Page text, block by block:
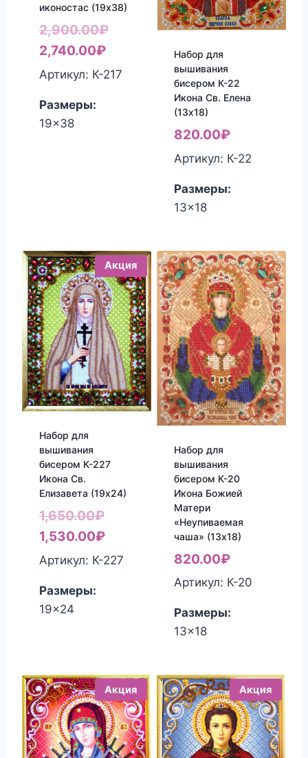
иконостас (19х38)
2,900.00₽Первоначальная
составляла
2,900.00₽.
2,740.00₽Текущая
цена:
2,740.00₽.
Артикул: К-217
Размеры:
19x38
Набор для
вышивания
бисером К-22
Икона Св. Елена
(13х18)
820.00₽
Артикул: К-22
Размеры:
13x18
Акция
Набор для
вышивания
бисером К-227
Икона Св.
Елизавета (19х24)
1,650.00₽Первоначальная
цена
составляла
1,530.00₽Текущая
цена:
Артикул: К-227
Размеры:
19x24
Набор для
вышивания
бисером К-20
Икона Божией
Матери
«Неупиваемая
чаша» (13х18)
820.00₽
Артикул: К-20
Размеры:
13x18
Акция Акция